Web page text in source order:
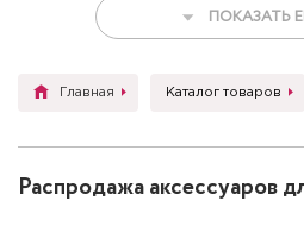
ПОКАЗАТЬ
Главная Каталог товаров
Распродажа аксессуаров